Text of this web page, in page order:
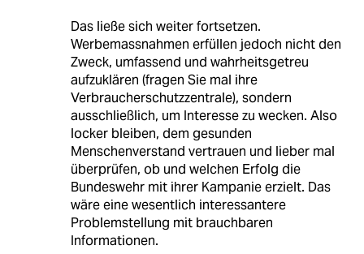
Das ließe sich weiter fortsetzen.
Werbemassnahmen erfüllen jedoch nicht den
Zweck, umfassend und wahrheitsgetreu
aufzuklären (fragen Sie mal ihre
Verbraucherschutzzentrale), sondern
ausschließlich, um Interesse zu wecken. Also
locker bleiben, dem gesunden
Menschenverstand vertrauen und lieber mal
überprüfen, ob und welchen Erfolg die
Bundeswehr mit ihrer Kampanie erzielt. Das
wäre eine wesentlich interessantere
Problemstellung mit brauchbaren
Informationen.